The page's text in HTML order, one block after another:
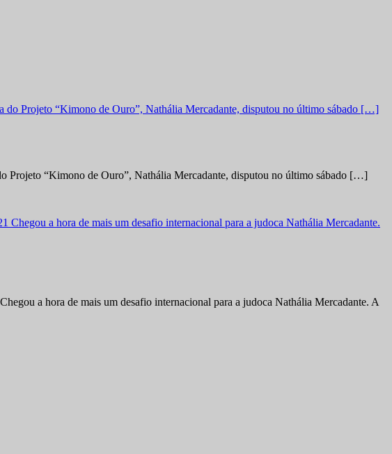
Projeto “Kimono de Ouro”, Nathália Mercadante, disputou no último sábado […]
a hora de mais um desafio internacional para a judoca Nathália Mercadante. A